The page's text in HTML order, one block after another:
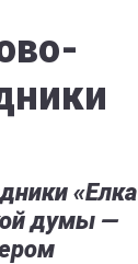
«Елка
думы —